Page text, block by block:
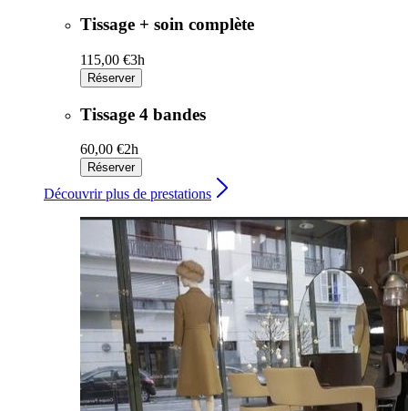
Tissage + soin complète
115,00 €3h
Réserver
Tissage 4 bandes
60,00 €2h
Réserver
Découvrir plus de prestations